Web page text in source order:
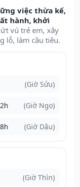
việc thừa kế,
hành, khởi
vú trẻ em, xây
lỗ, làm cầu tiêu.
(Giờ Sửu)
(Giờ Ngọ)
(Giờ Dậu)
(Giờ Thìn)